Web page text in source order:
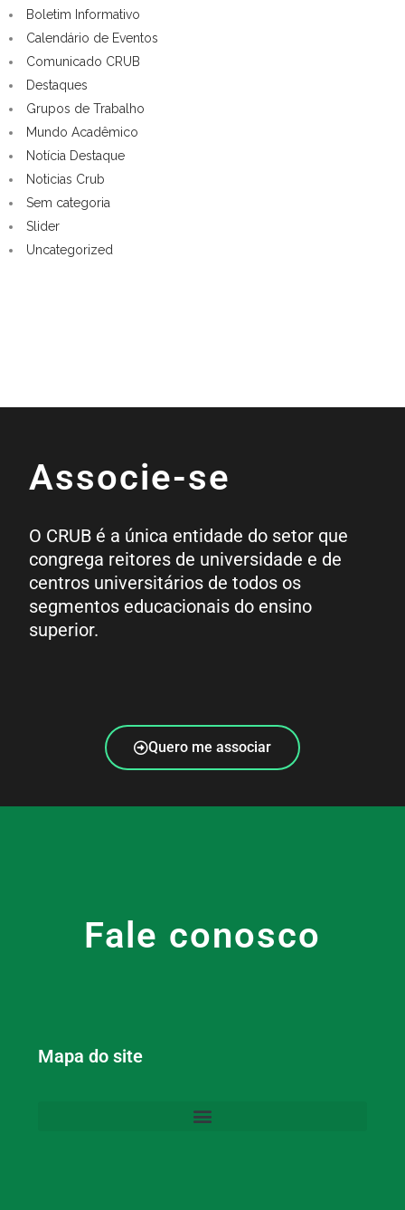
Boletim Informativo
Calendário de Eventos
Comunicado CRUB
Destaques
Grupos de Trabalho
Mundo Acadêmico
Notícia Destaque
Noticias Crub
Sem categoria
Slider
Uncategorized
Associe-se
O CRUB é a única entidade do setor que
congrega reitores de universidade e de
centros universitários de todos os
segmentos educacionais do ensino
superior.
Quero me associar
Fale conosco
Mapa do site